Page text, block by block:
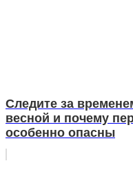
Следите за
весной и почему
особенно опасны